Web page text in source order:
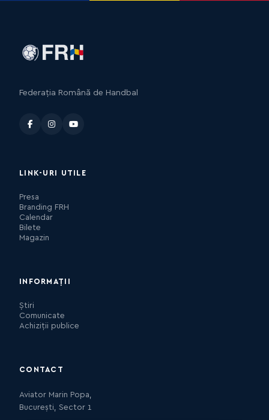
Federația Română de Handbal
LINK-URI UTILE
Presa
Branding FRH
Calendar
Bilete
Magazin
INFORMAȚII
Știri
Comunicate
Achiziții publice
CONTACT
Aviator Marin Popa,
București, Sector 1